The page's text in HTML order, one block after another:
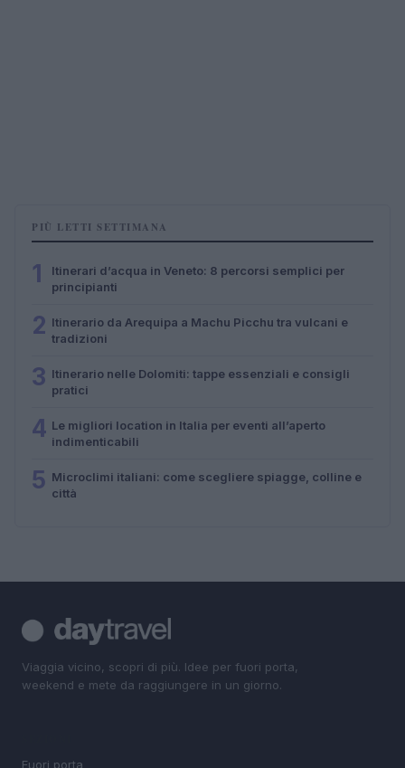
PIÙ LETTI SETTIMANA
1
Itinerari d’acqua in Veneto: 8 percorsi semplici per
principianti
2 Itinerario da Arequipa a Machu Picchu tra vulcani e
tradizioni
3 Itinerario nelle Dolomiti: tappe essenziali e consigli
pratici
4 Le migliori location in Italia per eventi all’aperto
indimenticabili
5 Microclimi italiani: come scegliere spiagge, colline e
città
Viaggia vicino, scopri di più. Idee per fuori porta,
weekend e mete da raggiungere in un giorno.
Fuori porta